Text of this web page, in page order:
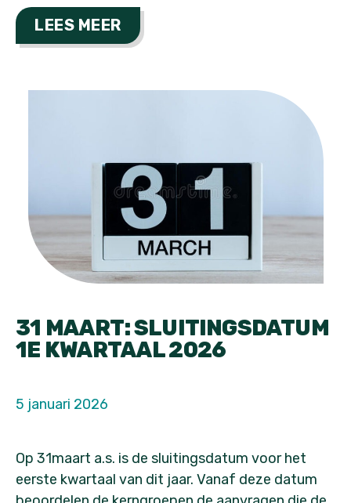
LEES MEER
31 MAART: SLUITINGSDATUM
1E KWARTAAL 2026
5 januari 2026
Op 31maart a.s. is de sluitingsdatum voor het
eerste kwartaal van dit jaar. Vanaf deze datum